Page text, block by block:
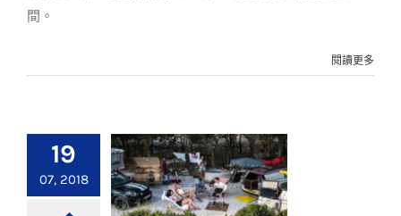
間。
閱讀更多
19
07, 2018